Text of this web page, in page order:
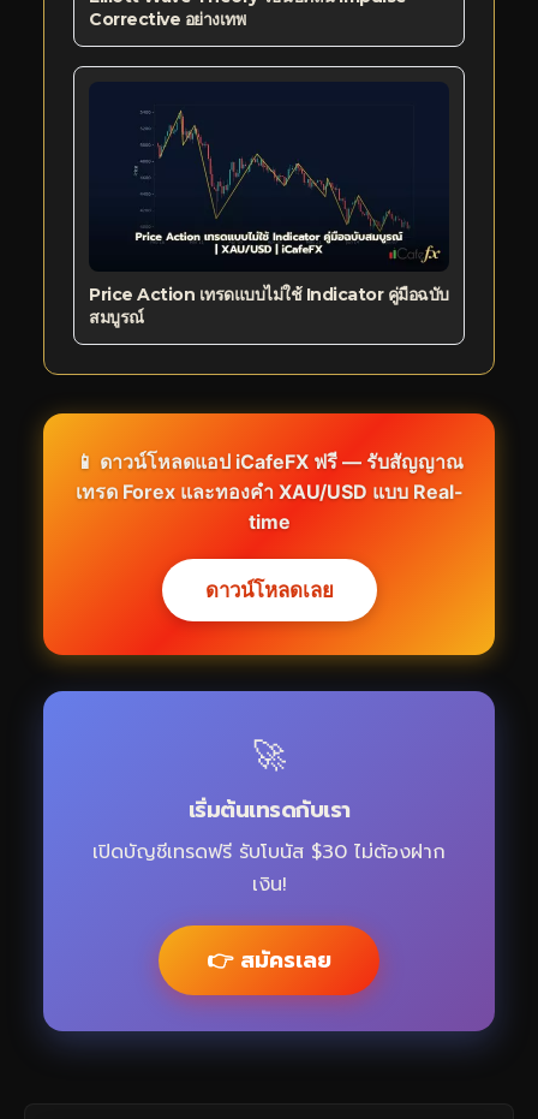
Corrective อย่างเทพ
Price Action เทรดแบบไม่ใช้ Indicator คู่มือฉบับ
สมบูรณ์
📱 ดาวน์โหลดแอป iCafeFX ฟรี — รับสัญญาณ
เทรด Forex และทองคำ XAU/USD แบบ Real-
time
ดาวน์โหลดเลย
🚀
เริ่มต้นเทรดกับเรา
เปิดบัญชีเทรดฟรี รับโบนัส $30 ไม่ต้องฝาก
เงิน!
👉 สมัครเลย